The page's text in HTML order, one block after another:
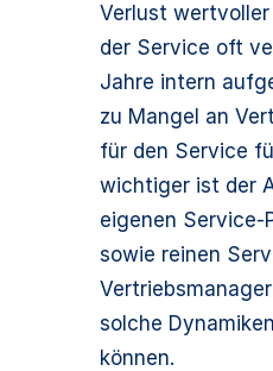
Verlust wertvoller
der Service oft
Jahre intern
zu Mangel an
für den Service
wichtiger ist der
eigenen Service-
sowie reinen
solche
können.